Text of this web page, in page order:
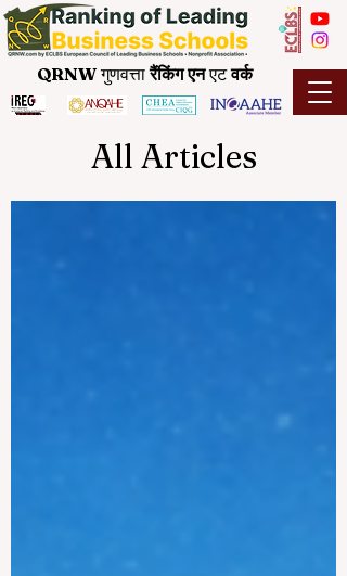
QRNWगुणवत्तारैंकिंग एनएटवर्क
All Articles